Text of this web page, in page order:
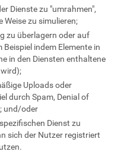
Dienste zu "umrahmen",
Weise zu simulieren;
zu überlagern oder auf
indem Elemente in
in den Diensten enthaltene
Uploads oder
durch Spam, Denial of
und/oder
Dienst zu
sich der Nutzer registriert